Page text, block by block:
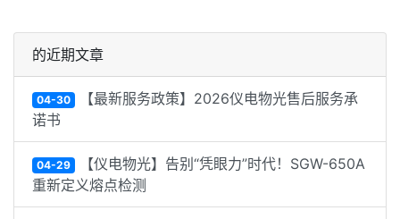
的近期文章
04-30 【最新服务政策】2026仪电物光售后服务承
诺书
04-29 【仪电物光】告别“凭眼力”时代！SGW-650A
重新定义熔点检测